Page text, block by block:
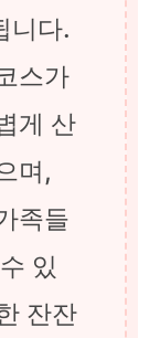
니다.
스가
게 산
며,
족들
있
잔잔